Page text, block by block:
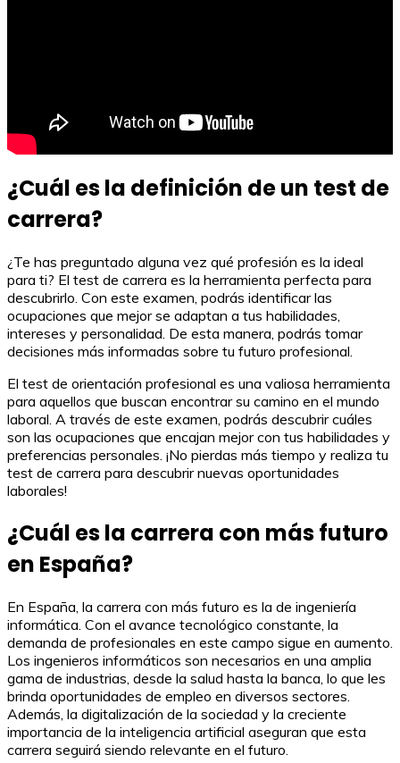
¿Cuál es la definición de un test de
carrera?
¿Te has preguntado alguna vez qué profesión es la ideal
para ti? El test de carrera es la herramienta perfecta para
descubrirlo. Con este examen, podrás identificar las
ocupaciones que mejor se adaptan a tus habilidades,
intereses y personalidad. De esta manera, podrás tomar
decisiones más informadas sobre tu futuro profesional.
El test de orientación profesional es una valiosa herramienta
para aquellos que buscan encontrar su camino en el mundo
laboral. A través de este examen, podrás descubrir cuáles
son las ocupaciones que encajan mejor con tus habilidades y
preferencias personales. ¡No pierdas más tiempo y realiza tu
test de carrera para descubrir nuevas oportunidades
laborales!
¿Cuál es la carrera con más futuro
en España?
En España, la carrera con más futuro es la de ingeniería
informática. Con el avance tecnológico constante, la
demanda de profesionales en este campo sigue en aumento.
Los ingenieros informáticos son necesarios en una amplia
gama de industrias, desde la salud hasta la banca, lo que les
brinda oportunidades de empleo en diversos sectores.
Además, la digitalización de la sociedad y la creciente
importancia de la inteligencia artificial aseguran que esta
carrera seguirá siendo relevante en el futuro.